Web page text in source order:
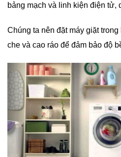
bảng mạch và linh kiện điện tử,
Chúng ta nên đặt máy giặt
che và cao ráo để đảm bảo độ